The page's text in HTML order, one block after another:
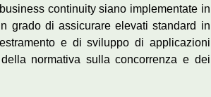
continuity siano implementate in
grado di assicurare elevati standard in
e di sviluppo di applicazioni
normativa sulla concorrenza e dei